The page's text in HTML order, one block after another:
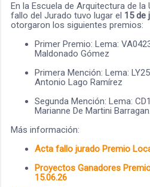
En la Escuela de Arquitectura de la
fallo del Jurado tuvo lugar el 15 de
otorgaron los siguientes premios:
Primer Premio: Lema:
Maldonado Gómez
Primera Mención: Lema:
Antonio Lago Ramírez
Segunda Mención: Lema:
Marianne De Martini Barragan.
Más información:
Acta fallo jurado Premio
Proyectos Ganadores
15.06.26